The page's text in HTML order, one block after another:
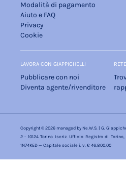
Modalità di pagamento
Aiuto e FAQ
Privacy
Cookie
LAVORA CON GIAPPICHELLI
Pubblicare con noi
Diventa agente/rivenditore
Copyright © 2026 managed by Ne.W.S. | G.
2 - 10124 Torino Iscriz. Ufficio Registro di
1N74KED — Capitale sociale i. v. € 46.800,00